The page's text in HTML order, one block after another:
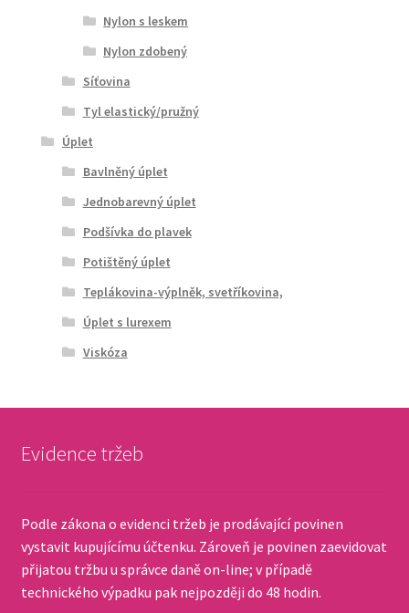
Nylon s leskem
Nylon zdobený
Síťovina
Tyl elastický/pružný
Úplet
Bavlněný úplet
Jednobarevný úplet
Podšívka do plavek
Potištěný úplet
Teplákovina-výplněk, svetříkovina,
Úplet s lurexem
Viskóza
Evidence tržeb
Podle zákona o evidenci tržeb je prodávající povinen
vystavit kupujícímu účtenku. Zároveň je povinen zaevidovat
přijatou tržbu u správce daně on-line; v případě
technického výpadku pak nejpozději do 48 hodin.